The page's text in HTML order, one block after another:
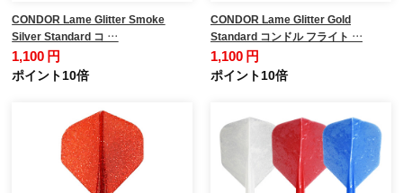
CONDOR Lame Glitter Smoke
Silver Standard コ …
1,100 円
ポイント10倍
CONDOR Lame Glitter Gold
Standard コンドル フライト …
1,100 円
ポイント10倍